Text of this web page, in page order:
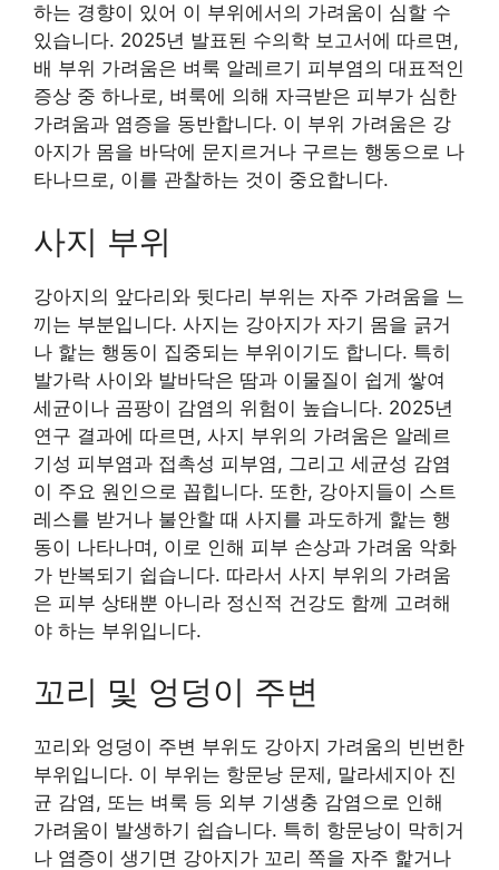
하는 경향이 있어 이 부위에서의 가려움이 심할 수
있습니다. 2025년 발표된 수의학 보고서에 따르면,
배 부위 가려움은 벼룩 알레르기 피부염의 대표적인
증상 중 하나로, 벼룩에 의해 자극받은 피부가 심한
가려움과 염증을 동반합니다. 이 부위 가려움은 강
아지가 몸을 바닥에 문지르거나 구르는 행동으로 나
타나므로, 이를 관찰하는 것이 중요합니다.
사지 부위
강아지의 앞다리와 뒷다리 부위는 자주 가려움을 느
끼는 부분입니다. 사지는 강아지가 자기 몸을 긁거
나 핥는 행동이 집중되는 부위이기도 합니다. 특히
발가락 사이와 발바닥은 땀과 이물질이 쉽게 쌓여
세균이나 곰팡이 감염의 위험이 높습니다. 2025년
연구 결과에 따르면, 사지 부위의 가려움은 알레르
기성 피부염과 접촉성 피부염, 그리고 세균성 감염
이 주요 원인으로 꼽힙니다. 또한, 강아지들이 스트
레스를 받거나 불안할 때 사지를 과도하게 핥는 행
동이 나타나며, 이로 인해 피부 손상과 가려움 악화
가 반복되기 쉽습니다. 따라서 사지 부위의 가려움
은 피부 상태뿐 아니라 정신적 건강도 함께 고려해
야 하는 부위입니다.
꼬리 및 엉덩이 주변
꼬리와 엉덩이 주변 부위도 강아지 가려움의 빈번한
부위입니다. 이 부위는 항문낭 문제, 말라세지아 진
균 감염, 또는 벼룩 등 외부 기생충 감염으로 인해
가려움이 발생하기 쉽습니다. 특히 항문낭이 막히거
나 염증이 생기면 강아지가 꼬리 쪽을 자주 핥거나